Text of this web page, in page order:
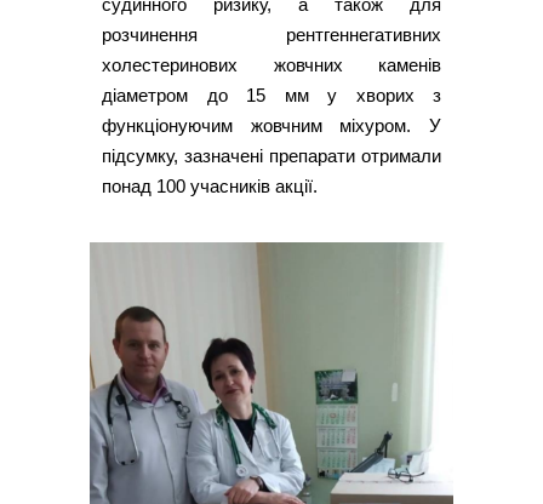
розчинення рентгеннегативних
холестеринових жовчних каменів
діаметром до 15 мм у хворих з
функціонуючим жовчним міхуром. У
підсумку, зазначені препарати отримали
понад 100 учасників акції.